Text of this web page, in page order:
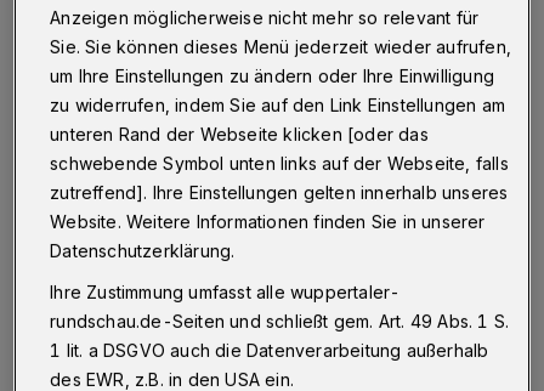
M ein Vorschlag: Die BUGA mit Barmer
Anlagen, Vorwerk-Park und
Toelleturm machen.
Mit der Wiedergeburt der Bergbahn vom
Barmer Bahnhof zum Toelleturm gäbe es eine
Anzeigen möglicherweise nicht mehr so relevant für
Sie. Sie können dieses Menü jederzeit wieder aufrufen,
um Ihre Einstellungen zu ändern oder Ihre Einwilligung
zu widerrufen, indem Sie auf den Link Einstellungen am
unteren Rand der Webseite klicken [oder das
schwebende Symbol unten links auf der Webseite, falls
zutreffend]. Ihre Einstellungen gelten innerhalb unseres
Website. Weitere Informationen finden Sie in unserer
Datenschutzerklärung.
Ihre Zustimmung umfasst alle wuppertaler-
rundschau.de-Seiten und schließt gem. Art. 49 Abs. 1 S.
1 lit. a DSGVO auch die Datenverarbeitung außerhalb
des EWR, z.B. in den USA ein.